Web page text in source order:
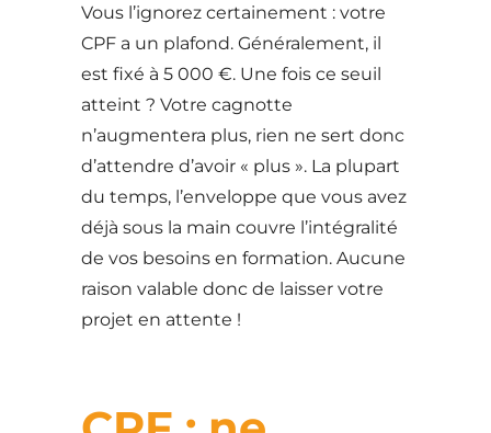
Vous l’ignorez certainement : votre
CPF a un plafond. Généralement, il
est fixé à 5 000 €. Une fois ce seuil
atteint ? Votre cagnotte
n’augmentera plus, rien ne sert donc
d’attendre d’avoir « plus ». La plupart
du temps, l’enveloppe que vous avez
déjà sous la main couvre l’intégralité
de vos besoins en formation. Aucune
raison valable donc de laisser votre
projet en attente !